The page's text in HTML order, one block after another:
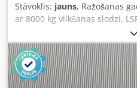
Stāvoklis: jauns, Ražošanas
ar 8000 kg vilkšanas slodzi,
Tofx Aa Dskr Regulējama,
teleskopisko cauruli. Slodzes
krāna. Piemērota
maksimālajiem izmēriem līdz
2002.